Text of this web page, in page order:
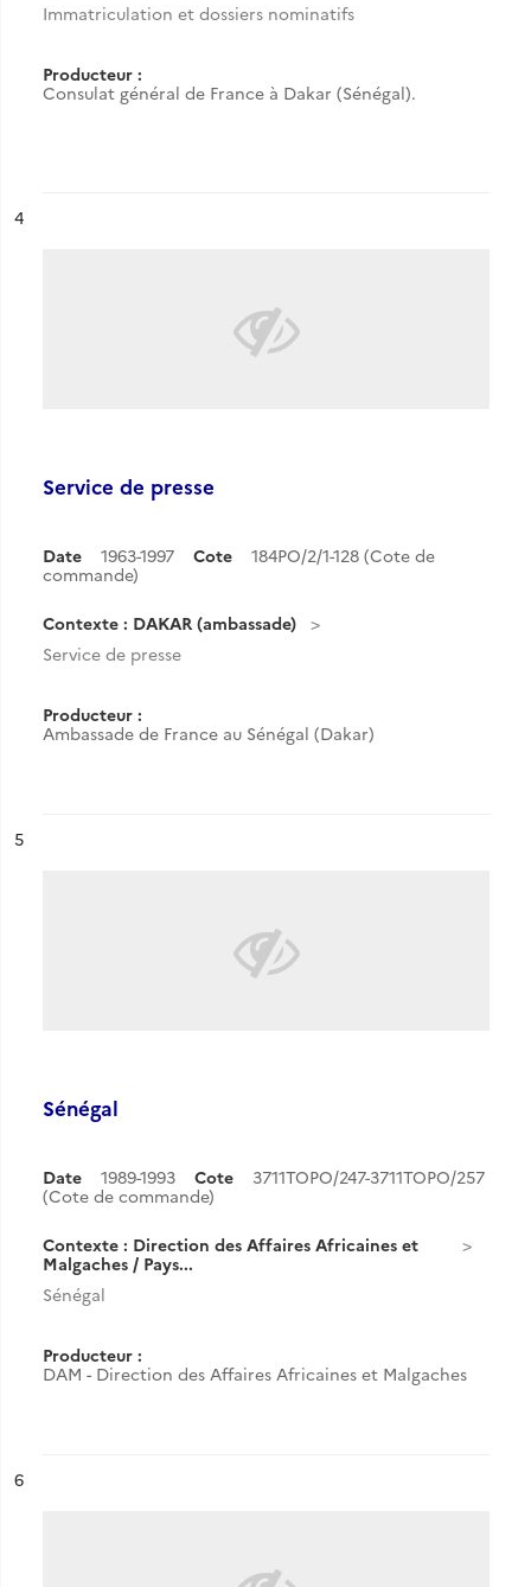
Immatriculation et dossiers nominatifs
Producteur :
Consulat général de France à Dakar (Sénégal).
n°
4
Service de presse
Date 1963-1997 Cote
184PO/2/1-128 (Cote de
commande)
Contexte : DAKAR (ambassade)
Service de presse
Producteur :
Ambassade de France au Sénégal (Dakar)
n°
5
Sénégal
Date 1989-1993 Cote
3711TOPO/247-3711TOPO/257
(Cote de commande)
Contexte : Direction des Affaires Africaines et
Malgaches / Pays...
Sénégal
Producteur :
DAM - Direction des Affaires Africaines et Malgaches
n°
6